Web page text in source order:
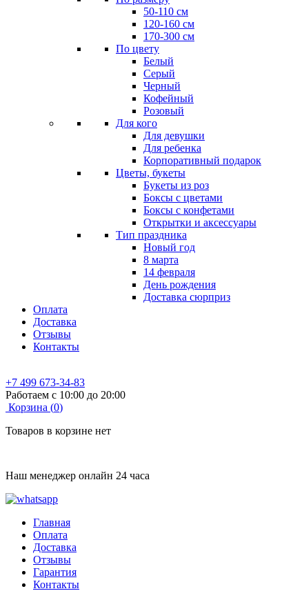
50-110 см
120-160 см
170-300 см
По цвету
Белый
Серый
Черный
Кофейный
Розовый
Для кого
Для девушки
Для ребенка
Корпоративный подарок
Цветы, букеты
Букеты из роз
Боксы с цветами
Боксы с конфетами
Открытки и аксессуары
Тип праздника
Новый год
8 марта
14 февраля
День рождения
Доставка сюрприз
Оплата
Доставка
Отзывы
Контакты
+7 499 673-34-83
Работаем с 10:00 до 20:00
Корзина (0)
Товаров в корзине нет
Наш менеджер онлайн 24 часа
Главная
Оплата
Доставка
Отзывы
Гарантия
Контакты